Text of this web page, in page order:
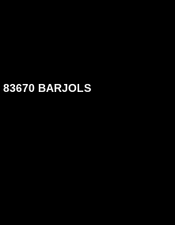
83670 BARJOLS